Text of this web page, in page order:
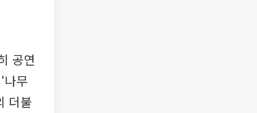
공연
나무
더불